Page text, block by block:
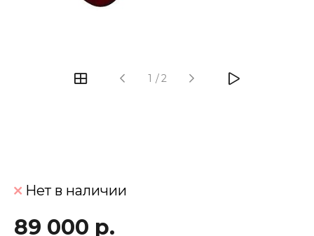
1 /2
Нет в наличии
89 000 р.